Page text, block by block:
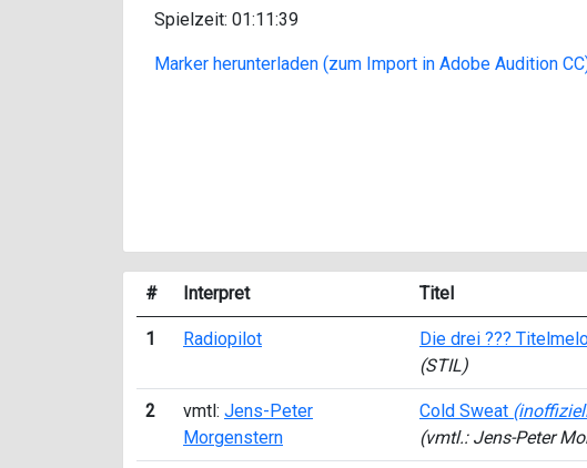
Spielzeit: 01:11:39
Marker herunterladen (zum Import in Adobe Audition
# Interpret Titel
1 Radiopilot
Die drei ???
(STIL)
2 vmtl: Jens-Peter
Morgenstern
Cold Sweat
(vmtl.: Jens-Peter